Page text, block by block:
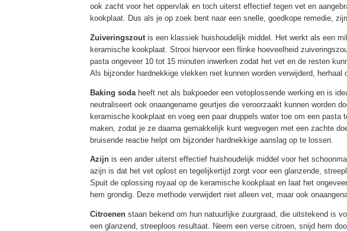
ook zacht voor het oppervlak en toch uiterst effectief tegen vet en
kookplaat. Dus als je op zoek bent naar een snelle, goedkope remedie,
Zuiveringszout is een klassiek huishoudelijk middel. Het werkt als een
keramische kookplaat. Strooi hiervoor een flinke hoeveelheid
pasta ongeveer 10 tot 15 minuten inwerken zodat het vet en de resten
Als bijzonder hardnekkige vlekken niet kunnen worden verwijderd,
Baking soda heeft net als bakpoeder een vetoplossende werking en is
neutraliseert ook onaangename geurtjes die veroorzaakt kunnen worden
keramische kookplaat en voeg een paar druppels water toe om een
maken, zodat je ze daarna gemakkelijk kunt wegvegen met een zachte
bruisende reactie helpt om bijzonder hardnekkige aanslag op te lossen.
Azijn is een ander uiterst effectief huishoudelijk middel voor het
azijn is dat het vet oplost en tegelijkertijd zorgt voor een glanzende,
Spuit de oplossing royaal op de keramische kookplaat en laat het
hem grondig. Deze methode verwijdert niet alleen vet, maar ook
Citroenen staan bekend om hun natuurlijke zuurgraad, die uitstekend is
een glanzend, streeploos resultaat. Neem een verse citroen, snijd hem